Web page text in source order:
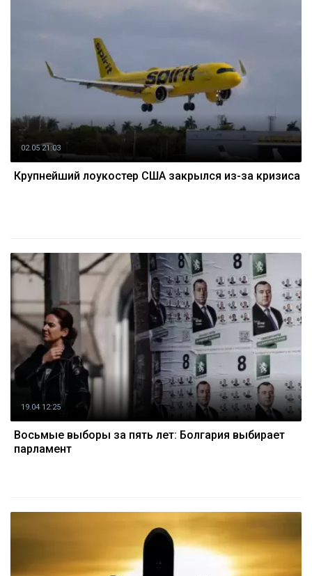
02.05 21:03
Крупнейший лоукостер США закрылся из-за кризиса
19.04 12:25
Восьмые выборы за пять лет: Болгария выбирает
парламент